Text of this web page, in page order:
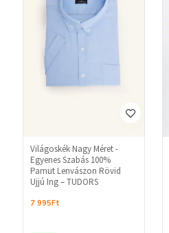
Világoskék Nagy Méret -
Egyenes Szabás 100%
Pamut Lenvászon Rövid
Ujjú Ing – TUDORS
7 995Ft